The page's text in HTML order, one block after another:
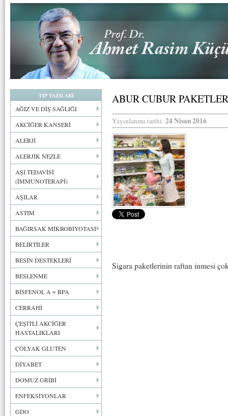
TIP YAZILARI
AĞIZ VE DİŞ SAĞLIĞI
AKCİĞER KANSERİ
ALERJİ
ALERJİK NEZLE
AŞI TEDAVİSİ
(İMMUNOTERAPİ)
AŞILAR
ASTIM
BAĞIRSAK MİKROBİYOTASI
BELİRTİLER
BESİN DESTEKLERİ
BESLENME
BİSFENOL A = BPA
CERRAHİ
ÇEŞİTLİ AKCİĞER
HASTALIKLARI
ÇÖLYAK GLUTEN
DİYABET
DOMUZ GRİBİ
ENFEKSİYONLAR
GDO
ABUR CUBUR
Yayınlanma tarihi: 24 Nisan 2016
Sigara paketlerinin raftan inmesi